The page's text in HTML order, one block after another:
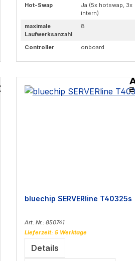
Hot-Swap
Ja (5x hotswap, 3x
intern)
maximale
Laufwerksanzahl
8
Controller onboard
bluechip SERVERline T40325s
Art. Nr.: 850741
Lieferzeit: 5 Werktage
Details